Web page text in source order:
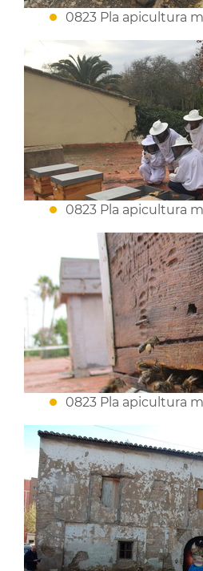
0823 Pla apicultura
0823 Pla apicultura
0823 Pla apicultura